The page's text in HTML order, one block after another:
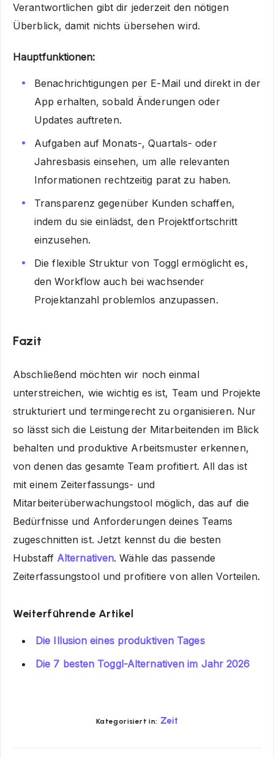
Verantwortlichen gibt dir jederzeit den nötigen
Überblick, damit nichts übersehen wird.
Hauptfunktionen:
Benachrichtigungen per E-Mail und direkt in der
App erhalten, sobald Änderungen oder
Updates auftreten.
Aufgaben auf Monats-, Quartals- oder
Jahresbasis einsehen, um alle relevanten
Informationen rechtzeitig parat zu haben.
Transparenz gegenüber Kunden schaffen,
indem du sie einlädst, den Projektfortschritt
einzusehen.
Die flexible Struktur von Toggl ermöglicht es,
den Workflow auch bei wachsender
Projektanzahl problemlos anzupassen.
Fazit
Abschließend möchten wir noch einmal
unterstreichen, wie wichtig es ist, Team und Projekte
strukturiert und termingerecht zu organisieren. Nur
so lässt sich die Leistung der Mitarbeitenden im Blick
behalten und produktive Arbeitsmuster erkennen,
von denen das gesamte Team profitiert. All das ist
mit einem Zeiterfassungs- und
Mitarbeiterüberwachungstool möglich, das auf die
Bedürfnisse und Anforderungen deines Teams
zugeschnitten ist. Jetzt kennst du die besten
Hubstaff Alternativen. Wähle das passende
Zeiterfassungstool und profitiere von allen Vorteilen.
Weiterführende Artikel
Die Illusion eines produktiven Tages
Die 7 besten Toggl-Alternativen im Jahr 2026
Kategorisiert in: Zeit